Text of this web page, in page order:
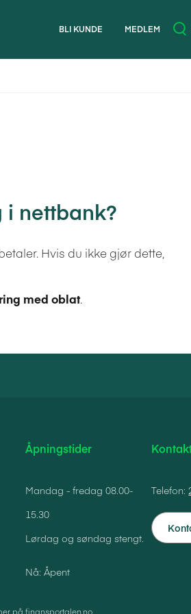
BLI KUNDE MEDLEM
nettbank?
Hvis du ikke gjør dette,
med oblat.
Åpningstider
Mandag - fredag 08.00-
15.30
Lørdag og søndag stengt.
Nå: Åpent
Telefon:
på finansportalen.no